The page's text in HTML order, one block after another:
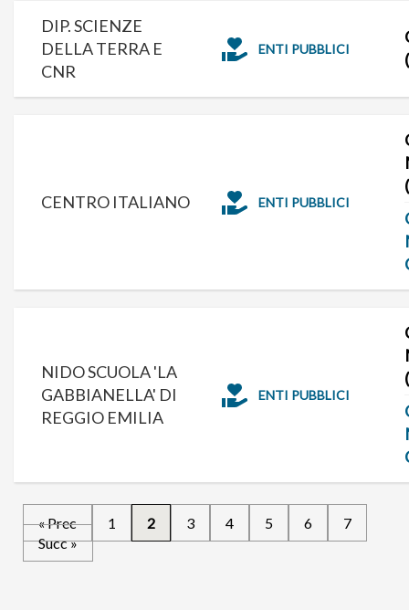
DIP. SCIENZE
DELLA TERRA E
CNR
ENTI PUBBLICI
CENTRO ITALIANO ENTI PUBBLICI
NIDO SCUOLA 'LA
GABBIANELLA' DI
REGGIO EMILIA
ENTI PUBBLICI
« Prec 1 2 3 4 5 6
7
Succ »